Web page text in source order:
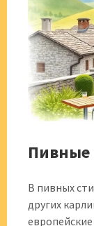
Пивные
В пивных
других